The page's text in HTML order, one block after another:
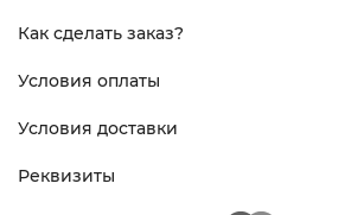
Как сделать заказ?
Условия оплаты
Условия доставки
Реквизиты